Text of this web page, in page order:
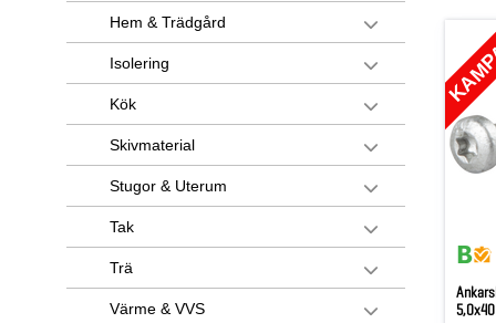
Hem & Trädgård
Isolering
Kök
Skivmaterial
Stugor & Uterum
Tak
Trä
Värme & VVS
5,0x40